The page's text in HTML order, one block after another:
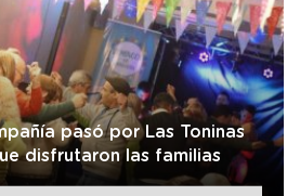
pasó por Las Toninas
disfrutaron las familias